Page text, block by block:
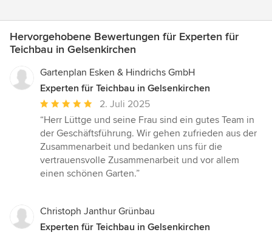
Hervorgehobene Bewertungen für Experten für
Teichbau in Gelsenkirchen
Gartenplan Esken & Hindrichs GmbH
Experten für Teichbau in Gelsenkirchen
Durchschnittliche
Bewertung:
5
von
5
Sternen
2. Juli 2025
“Herr Lüttge und seine Frau sind ein gutes Team in
der Geschäftsführung. Wir gehen zufrieden aus der
Zusammenarbeit und bedanken uns für die
vertrauensvolle Zusammenarbeit und vor allem
einen schönen Garten.”
Christoph Janthur Grünbau
Experten für Teichbau in Gelsenkirchen